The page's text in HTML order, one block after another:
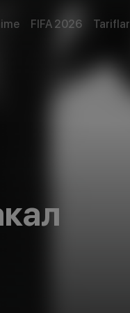
FIFA 2026 Tariflar